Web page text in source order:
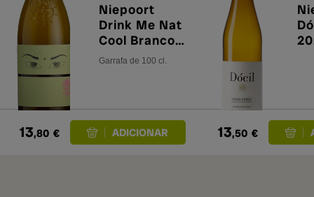
Niepoort
Drink Me Nat
Cool Branco
2025 1L
Garrafa de 100 cl.
13,80 € 13,50 €